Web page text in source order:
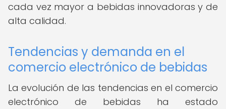
cada vez mayor a bebidas innovadoras y de
alta calidad.
Tendencias y demanda en el
comercio electrónico de bebidas
La evolución de las tendencias en el comercio
electrónico de bebidas ha estado